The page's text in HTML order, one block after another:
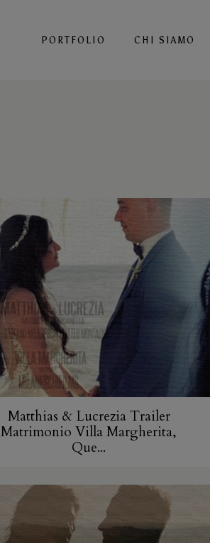
PORTFOLIO CHI SIAMO
Matthias & Lucrezia Trailer
Matrimonio Villa Margherita,
Que...